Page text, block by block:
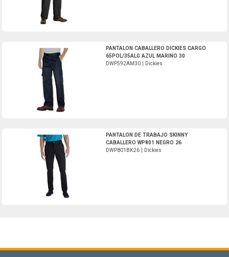
PANTALON CABALLERO DICKIES CARGO
65POL/35ALG AZUL MARINO 30
DWP592AM30 | Dickies
PANTALON DE TRABAJO SKINNY
CABALLERO WP801 NEGRO 26
DWP801BK26 | Dickies